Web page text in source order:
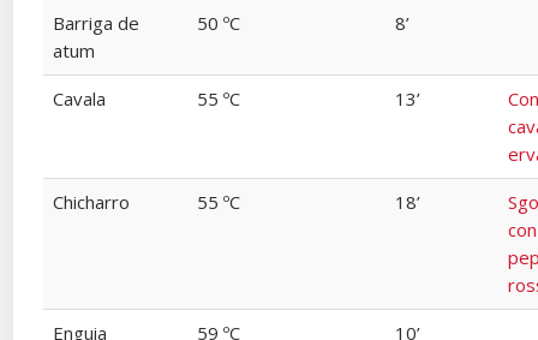
Barriga de
atum
50 ºC 8’
Cavala 55 ºC 13’
Chicharro
55 ºC 18’
con
Enguia
59 ºC
10’